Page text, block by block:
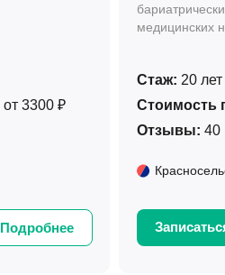
от 3300 ₽
Подробнее
медицинских
Стаж: 20 лет
Стоимость
Отзывы: 40